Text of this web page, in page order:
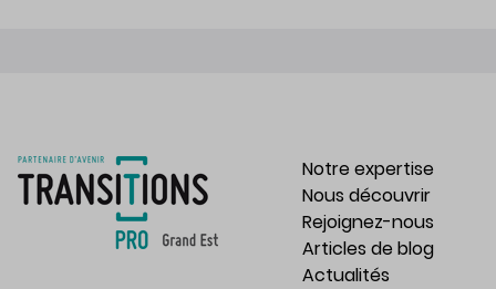
Notre expertise
Nous découvrir
Rejoignez-nous
Articles de blog
Actualités